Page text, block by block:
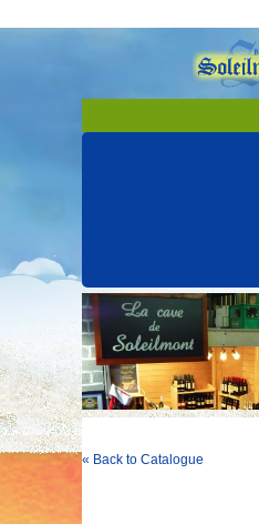
« Back to Catalogue